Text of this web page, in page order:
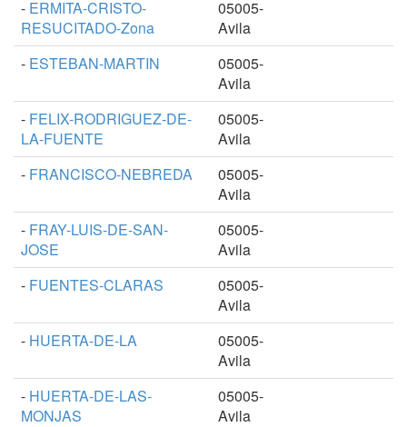
- ERMITA-CRISTO-
RESUCITADO-Zona
05005-
Avila
- ESTEBAN-MARTIN
05005-
Avila
- FELIX-RODRIGUEZ-DE-
LA-FUENTE
05005-
Avila
- FRANCISCO-NEBREDA
05005-
Avila
- FRAY-LUIS-DE-SAN-
JOSE
05005-
Avila
- FUENTES-CLARAS
05005-
Avila
- HUERTA-DE-LA
05005-
Avila
- HUERTA-DE-LAS-
MONJAS
05005-
Avila